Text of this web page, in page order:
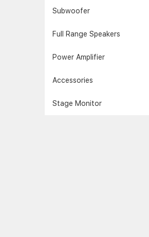
Subwoofer
Full Range Speakers
Power Amplifier
Accessories
Stage Monitor